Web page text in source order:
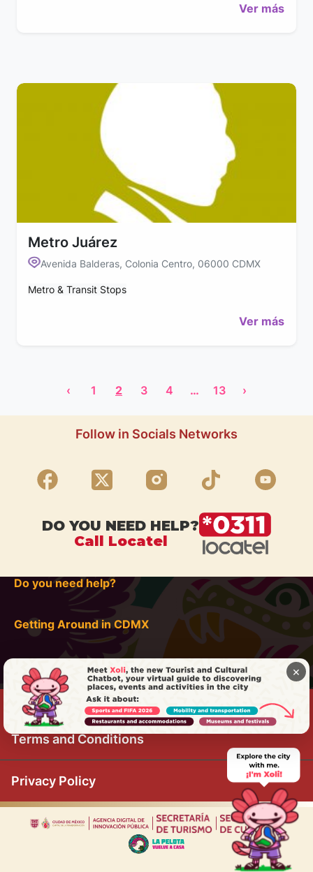
Ver más
Metro Juárez
Avenida Balderas, Colonia Centro, 06000 CDMX
Metro & Transit Stops
Ver más
‹ 1 2 3 4 … 13 ›
Follow in Socials Networks
DO YOU NEED HELP?
Call Locatel
Do you need help?
Getting Around in CDMX
Terms and Conditions
Privacy Policy
|
×